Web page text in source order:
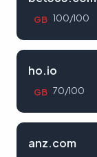
GB 100/100
ho.io
GB 70/100
anz.com